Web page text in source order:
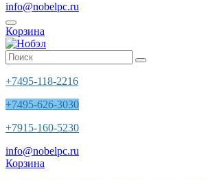
info@nobelpc.ru
Корзина
+7495-118-2216
+7495-626-3030
+7915-160-5230
info@nobelpc.ru
Корзина